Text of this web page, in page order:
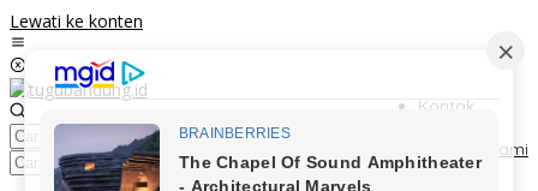
Lewati ke konten
Kontak
Tentang Kami